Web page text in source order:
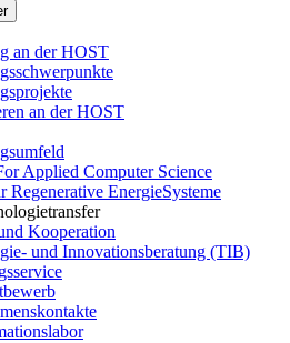
an der HOST
an der HOST
Applied Computer Science
Regenerative EnergieSysteme
Kooperation
und Innovationsberatung (TIB)